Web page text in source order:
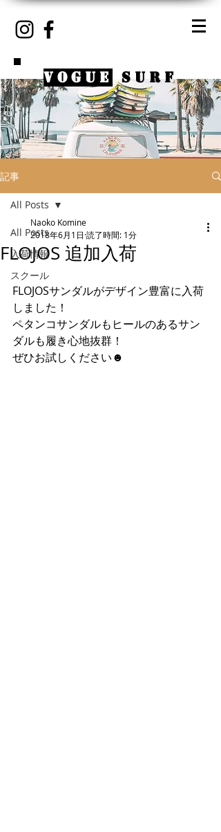
VOGUE SURF
記事
All Posts
入荷情報
スクール
All Posts
FLOJOS 追加入荷
Naoko Komine
2018年6月1日 読了時間: 1分
FLOJOSサンダルがデザイン豊富に入荷
しました！
ペタンコサンダルもヒールのあるサン
ダルも履き心地抜群！
ぜひお試しください☻